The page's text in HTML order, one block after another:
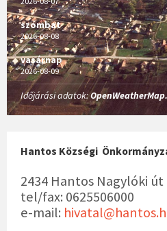
szombat
2026-08-08
vasárnap
2026-08-09
Időjárási adatok:
Hantos Községi
2434 Hantos Nagylóki út
tel/fax: 0625506000
e-mail: